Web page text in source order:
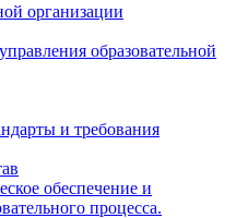
организации
образовательной
и требования
обеспечение и
процесса.